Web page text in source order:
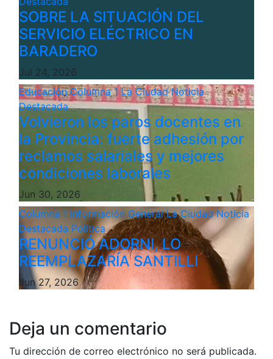
SOBRE LA SITUACIÓN DEL
SERVICIO ELÉCTRICO EN
BARADERO
Jul 24, 2026
EducaciónColumna 1 La CiudadNoticia
Destacada
Volvieron los paros docentes en
la Provincia: fuerte adhesión por
reclamos salariales y mejores
condiciones laborales
Jun 30, 2026
Columna 1 Información GeneralLa CiudadNoticia
Destacada Politica
RENUNCIÓ ADORNI, LO
REEMPLAZARÍA SANTILLI
Jun 27, 2026
Deja un comentario
Tu dirección de correo electrónico no será publicada.